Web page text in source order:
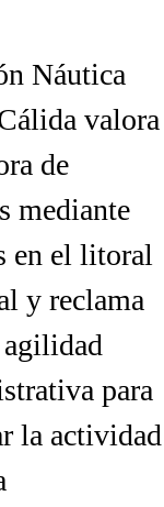
Náutica
valora
de
mediante
en el litoral
y reclama
para
la actividad